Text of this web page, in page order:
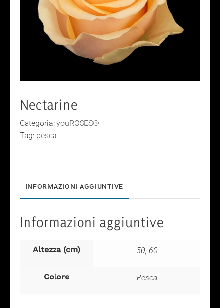
Nectarine
Categoria: youROSES®
Tag: pesca
INFORMAZIONI AGGIUNTIVE
Informazioni aggiuntive
Altezza (cm) 50, 60
Colore Pesca